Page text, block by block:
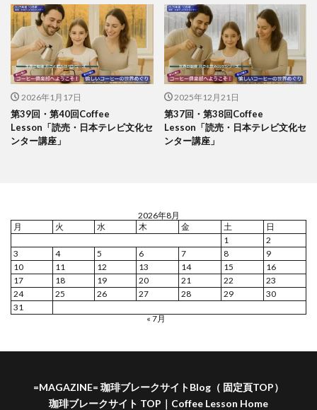
2026年1月17日
第39回・第40回Coffee
Lesson「読売・日本テレビ文化セ
ンター講座」
2025年12月21日
第37回・第38回Coffee
Lesson「読売・日本テレビ文化セ
ンター講座」
2026年8月
月
火 水 木 金 土
日
1
2
3
4 5 6 7 8
9
10
11 12 13 14 15
16
17
18 19 20 21 22
23
24
25 26 27 28 29
30
31
« 7月
=MAGAZINE= 珈琲ブレークサイトBlog（ 固定頁TOP）
珈琲ブレークサイト TOP｜Coffee Lesson Home